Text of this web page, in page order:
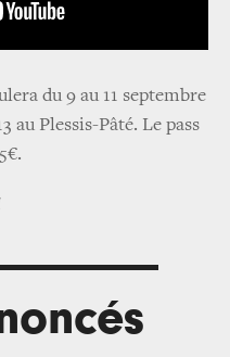
du 9 au 11 septembre
au Plessis-Pâté. Le pass